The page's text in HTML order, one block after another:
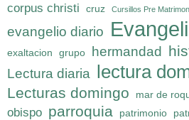
corpus christi cruz Cursillos Pre
evangelio diario
exaltacion grupo hermandad
Lectura diaria lectura
Lecturas domingo mar de
obispo parroquia patrimonio